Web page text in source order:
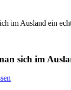
im Ausland ein
sich im